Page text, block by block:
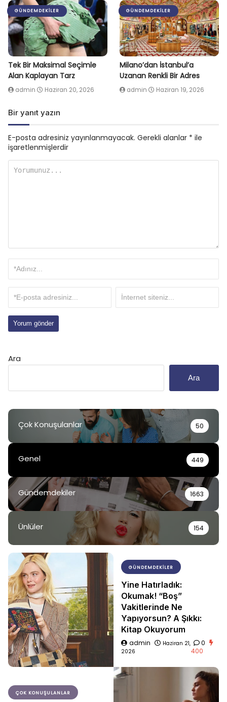
GÜNDEMDEKILER
Tek Bir Maksimal Seçimle
Alan Kaplayan Tarz
admin Haziran 20, 2026
GÜNDEMDEKILER
Milano’dan İstanbul’a
Uzanan Renkli Bir Adres
admin Haziran 19, 2026
Bir yanıt yazın
E-posta adresiniz yayınlanmayacak. Gerekli alanlar * ile
işaretlenmişlerdir
Ara
Ara
Çok Konuşulanlar 50
Genel 449
Gündemdekiler 1663
Ünlüler 154
GÜNDEMDEKILER
Yine Hatırladık:
Okumak! “Boş”
Vakitlerinde Ne
Yapıyorsun? A Şıkkı:
Kitap Okuyorum
admin
Haziran 21,
2026
0
400
ÇOK KONUŞULANLAR